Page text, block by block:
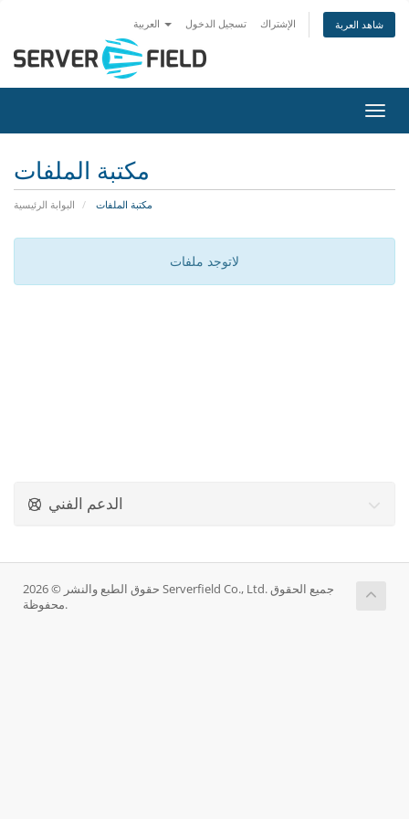
تسجيل الدخول الإشتراك شاهد العربة
مكتبة الملفات
البوابة الرئيسية مكتبة الملفات
لاتوجد ملفات
الدعم الفني
حقوق الطبع والنشر © 2026 Serverfield Co., Ltd. جميع الحقوق
محفوظة.